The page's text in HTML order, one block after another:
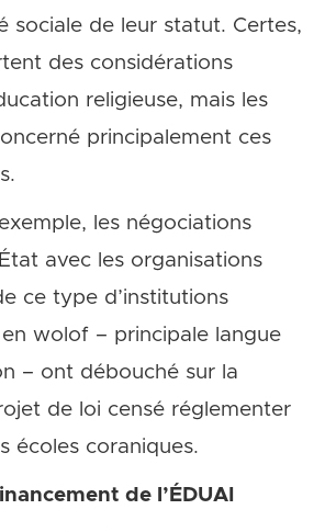
sociale de leur statut. Certes,
des considérations
religieuse, mais les
principalement ces
les négociations
avec les organisations
ce type d’institutions
wolof – principale langue
– ont débouché sur la
de loi censé réglementer
écoles coraniques.
de l’ÉDUAI